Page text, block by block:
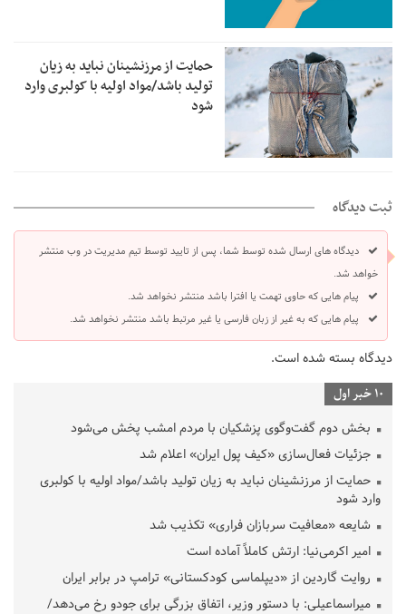
حمایت از مرزنشینان نباید به زیان
تولید باشد/مواد اولیه با کولبری وارد
شود
ثبت دیدگاه
دیدگاه های ارسال شده توسط شما، پس از تایید توسط تیم مدیریت در وب منتشر
خواهد شد.
پیام هایی که حاوی تهمت یا افترا باشد منتشر نخواهد شد.
پیام هایی که به غیر از زبان فارسی یا غیر مرتبط باشد منتشر نخواهد شد.
دیدگاه بسته شده است.
10 خبر اول
بخش دوم گفت‌وگوی پزشکیان با مردم امشب پخش می‌شود
جزئیات فعال‌سازی «کیف پول ایران» اعلام شد
حمایت از مرزنشینان نباید به زیان تولید باشد/مواد اولیه با کولبری
وارد شود
شایعه «معافیت سربازان فراری» تکذیب شد
امیر اکرمی‌نیا: ارتش کاملاً آماده است
روایت گاردین از «دیپلماسی کودکستانی» ترامپ در برابر ایران
میراسماعیلی: با دستور وزیر، اتفاق بزرگی برای جودو رخ می‌دهد/